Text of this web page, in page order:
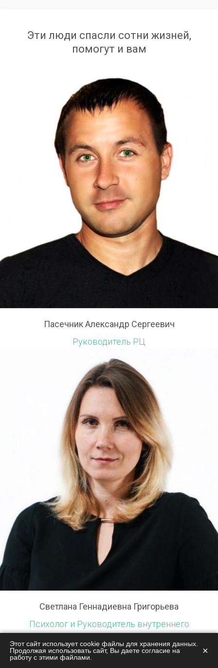
Эти люди спасли сотни жизней,
помогут и вам
Пасечник Александр Сергеевич
Руководитель РЦ
Светлана Геннадиевна Григорьева
Психолог и Руководитель внутреннего
процесса
Этот сайт использует cookie файлы для хранения данных.
Продолжая использовать сайт, Вы даете согласие на
работу с этими файлами.
×